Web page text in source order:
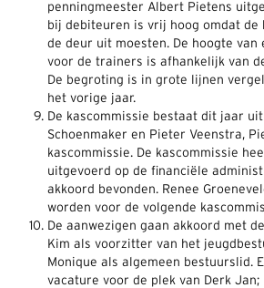
penningmeester Albert Pietens
bij debiteuren is vrij hoog omdat de
de deur uit moesten. De hoogte van
voor de trainers is afhankelijk van
De begroting is in grote lijnen
het vorige jaar.
De kascommissie bestaat dit jaar
Schoenmaker en Pieter Veenstra,
kascommissie. De kascommissie
uitgevoerd op de financiële
akkoord bevonden. Renee
worden voor de volgende
De aanwezigen gaan akkoord met
Kim als voorzitter van het
Monique als algemeen bestuurslid.
vacature voor de plek van Derk